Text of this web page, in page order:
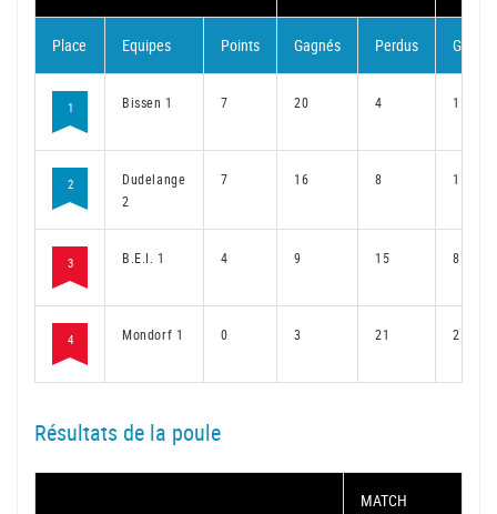
Place Equipes Points Gagnés Perdus
1 Bissen 1 7 20 4 15
2
Dudelange
2
7 16 8 11
3 B.E.I. 1 4 9 15 8
4 Mondorf 1 0 3 21 2
Résultats de la poule
MATCH